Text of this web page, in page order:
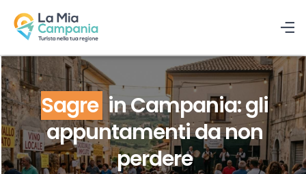
Sagre in Campania: gli
appuntamenti da non
perdere